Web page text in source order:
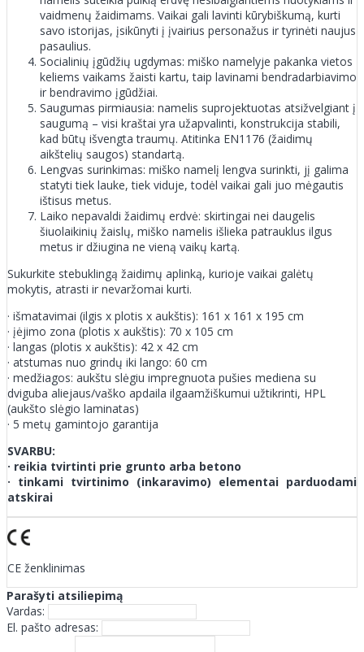
vaidmenų žaidimams. Vaikai gali lavinti kūrybiškumą, kurti
savo istorijas, įsikūnyti į įvairius personažus ir tyrinėti naujus
pasaulius.
Socialinių įgūdžių ugdymas: miško namelyje pakanka vietos
keliems vaikams žaisti kartu, taip lavinami bendradarbiavimo
ir bendravimo įgūdžiai.
Saugumas pirmiausia: namelis suprojektuotas atsižvelgiant į
saugumą – visi kraštai yra užapvalinti, konstrukcija stabili,
kad būtų išvengta traumų. Atitinka EN1176 (žaidimų
aikštelių saugos) standartą.
Lengvas surinkimas: miško namelį lengva surinkti, jį galima
statyti tiek lauke, tiek viduje, todėl vaikai gali juo mėgautis
ištisus metus.
Laiko nepavaldi žaidimų erdvė: skirtingai nei daugelis
šiuolaikinių žaislų, miško namelis išlieka patrauklus ilgus
metus ir džiugina ne vieną vaikų kartą.
Sukurkite stebuklingą žaidimų aplinką, kurioje vaikai galėtų
mokytis, atrasti ir nevaržomai kurti.
· išmatavimai (ilgis x plotis x aukštis): 161 x 161 x 195 cm
· įėjimo zona (plotis x aukštis): 70 x 105 cm
· langas (plotis x aukštis): 42 x 42 cm
· atstumas nuo grindų iki lango: 60 cm
· medžiagos: aukštu slėgiu impregnuota pušies mediena su
dviguba aliejaus/vaško apdaila ilgaamžiškumui užtikrinti, HPL
(aukšto slėgio laminatas)
· 5 metų gamintojo garantija
SVARBU:
· reikia tvirtinti prie grunto arba betono
· tinkami tvirtinimo (inkaravimo) elementai parduodami
atskirai
CE ženklinimas
Parašyti atsiliepimą
Vardas:
El. pašto adresas: